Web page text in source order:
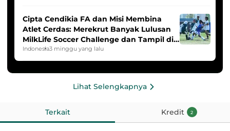
Cipta Cendikia FA dan Misi Membina
Atlet Cerdas: Merekrut Banyak Lulusan
MilkLife Soccer Challenge dan Tampil di
HYDROPLUS Soccer League
Indonesia3 minggu yang lalu
Lihat Selengkapnya
Terkait Kredit 2